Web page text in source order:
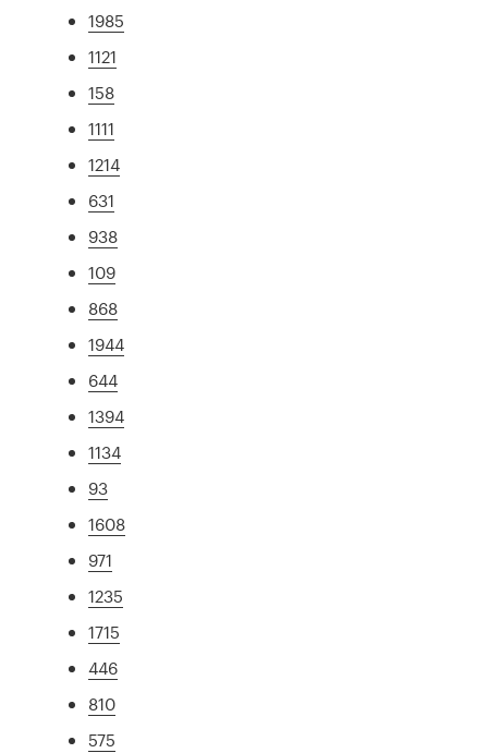
1985
1121
158
1111
1214
631
938
109
868
1944
644
1394
1134
93
1608
971
1235
1715
446
810
575